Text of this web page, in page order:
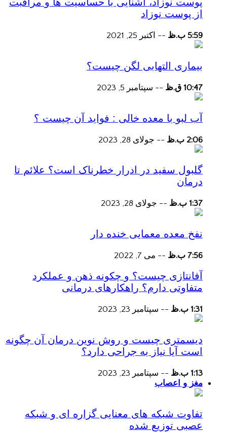
از پوست نوزاد
5:59 ب.ظ -- اکتبر 25, 2021
بیماری التهابی لگن چیست؟
10:47 ق.ظ -- سپتامبر 5, 2023
آب لبو با معده خالی : فواید آن چیست ؟
2:06 ب.ظ -- جولای 28, 2023
گلبول سفید در ادرار خطرناک است؟ علائم تا
درمان
1:37 ب.ظ -- جولای 28, 2023
نفخ معده معمایی خنده دار
7:56 ب.ظ -- می 7, 2022
آفانتازی چیست؟ و چکونه ذهن و عملکرد
متفاوتی دارم؟ راهکارهای درمانی
1:31 ب.ظ -- سپتامبر 23, 2023
دیسمتری چیست و روش نوین درمان آن چگونه
است آیا نیاز به جراحی دارد؟
1:13 ب.ظ -- سپتامبر 23, 2023
مغز و اعصاب
تفاوت شبکه های معنایی گزاره ای و شبکه
عصبی توزیع شده